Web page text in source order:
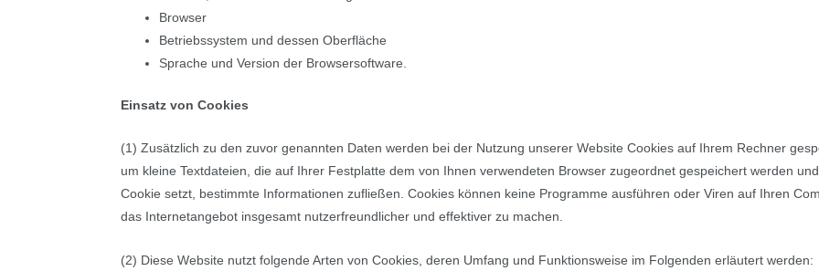
Browser
Betriebssystem und dessen Oberfläche
Sprache und Version der Browsersoftware.
Einsatz von Cookies
(1) Zusätzlich zu den zuvor genannten Daten werden bei der Nutzung unserer Website Cookies auf Ihrem Rechner
um kleine Textdateien, die auf Ihrer Festplatte dem von Ihnen verwendeten Browser zugeordnet gespeichert werden
Cookie setzt, bestimmte Informationen zufließen. Cookies können keine Programme ausführen oder Viren auf Ihren
das Internetangebot insgesamt nutzerfreundlicher und effektiver zu machen.
(2) Diese Website nutzt folgende Arten von Cookies, deren Umfang und Funktionsweise im Folgenden erläutert werden: